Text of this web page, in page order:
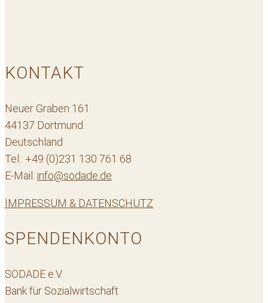
KONTAKT
Neuer Graben 161
44137 Dortmund
Deutschland
Tel.: +49 (0)231 130 761 68
E-Mail: info@sodade.de
IMPRESSUM & DATENSCHUTZ
SPENDENKONTO
SODADE e.V.
Bank für Sozialwirtschaft